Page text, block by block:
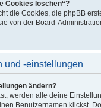
Cookies löschen“?
die Cookies, die phpBB
von der Board-
und -einstellungen
ändern?
werden alle deine
Benutzernamen klickst.